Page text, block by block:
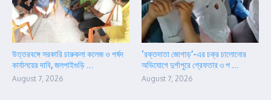
উত্তরবঙ্গে সরকারি চারুকলা কলেজ ও পর্ষদ
কার্যালয়ের দাবি, জলপাইগুড়ি ...
August 7, 2026
‘রক্তদাতা জোগাড়’-এর চক্র চালোনোর
অভিযোগে দুর্গাপুরে গ্রেফতার ৩ প ...
August 7, 2026